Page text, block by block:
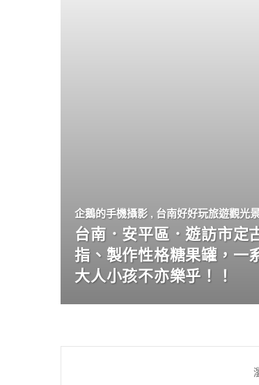
企鵝的手機攝影 , 台南好好玩旅遊觀光
台南．安平區．遊訪市定
指、製作性格糖果罐，一
大人小孩不亦樂乎！！